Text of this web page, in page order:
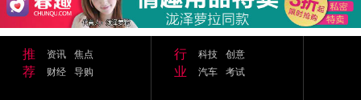
推
荐
资讯
焦点
财经
导购
行
业
科技
创意
汽车
考试